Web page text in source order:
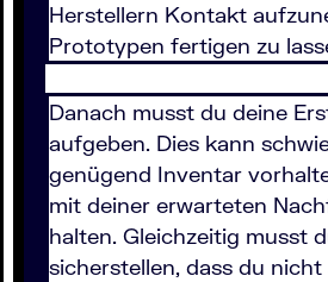
Herstellern Kontakt
Prototypen fertigen zu
Danach musst du deine
aufgeben. Dies kann
genügend Inventar
mit deiner erwarteten
halten. Gleichzeitig musst
sicherstellen, dass du